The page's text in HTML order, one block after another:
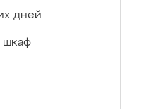
дней
шкаф